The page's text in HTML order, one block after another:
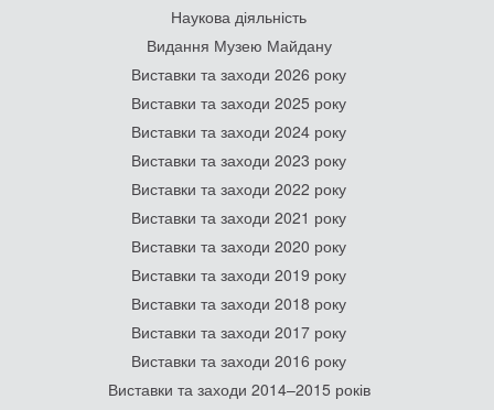
Наукова діяльність
Видання Музею Майдану
Виставки та заходи 2026 року
Виставки та заходи 2025 року
Виставки та заходи 2024 року
Виставки та заходи 2023 року
Виставки та заходи 2022 року
Виставки та заходи 2021 року
Виставки та заходи 2020 року
Виставки та заходи 2019 року
Виставки та заходи 2018 року
Виставки та заходи 2017 року
Виставки та заходи 2016 року
Виставки та заходи 2014–2015 років